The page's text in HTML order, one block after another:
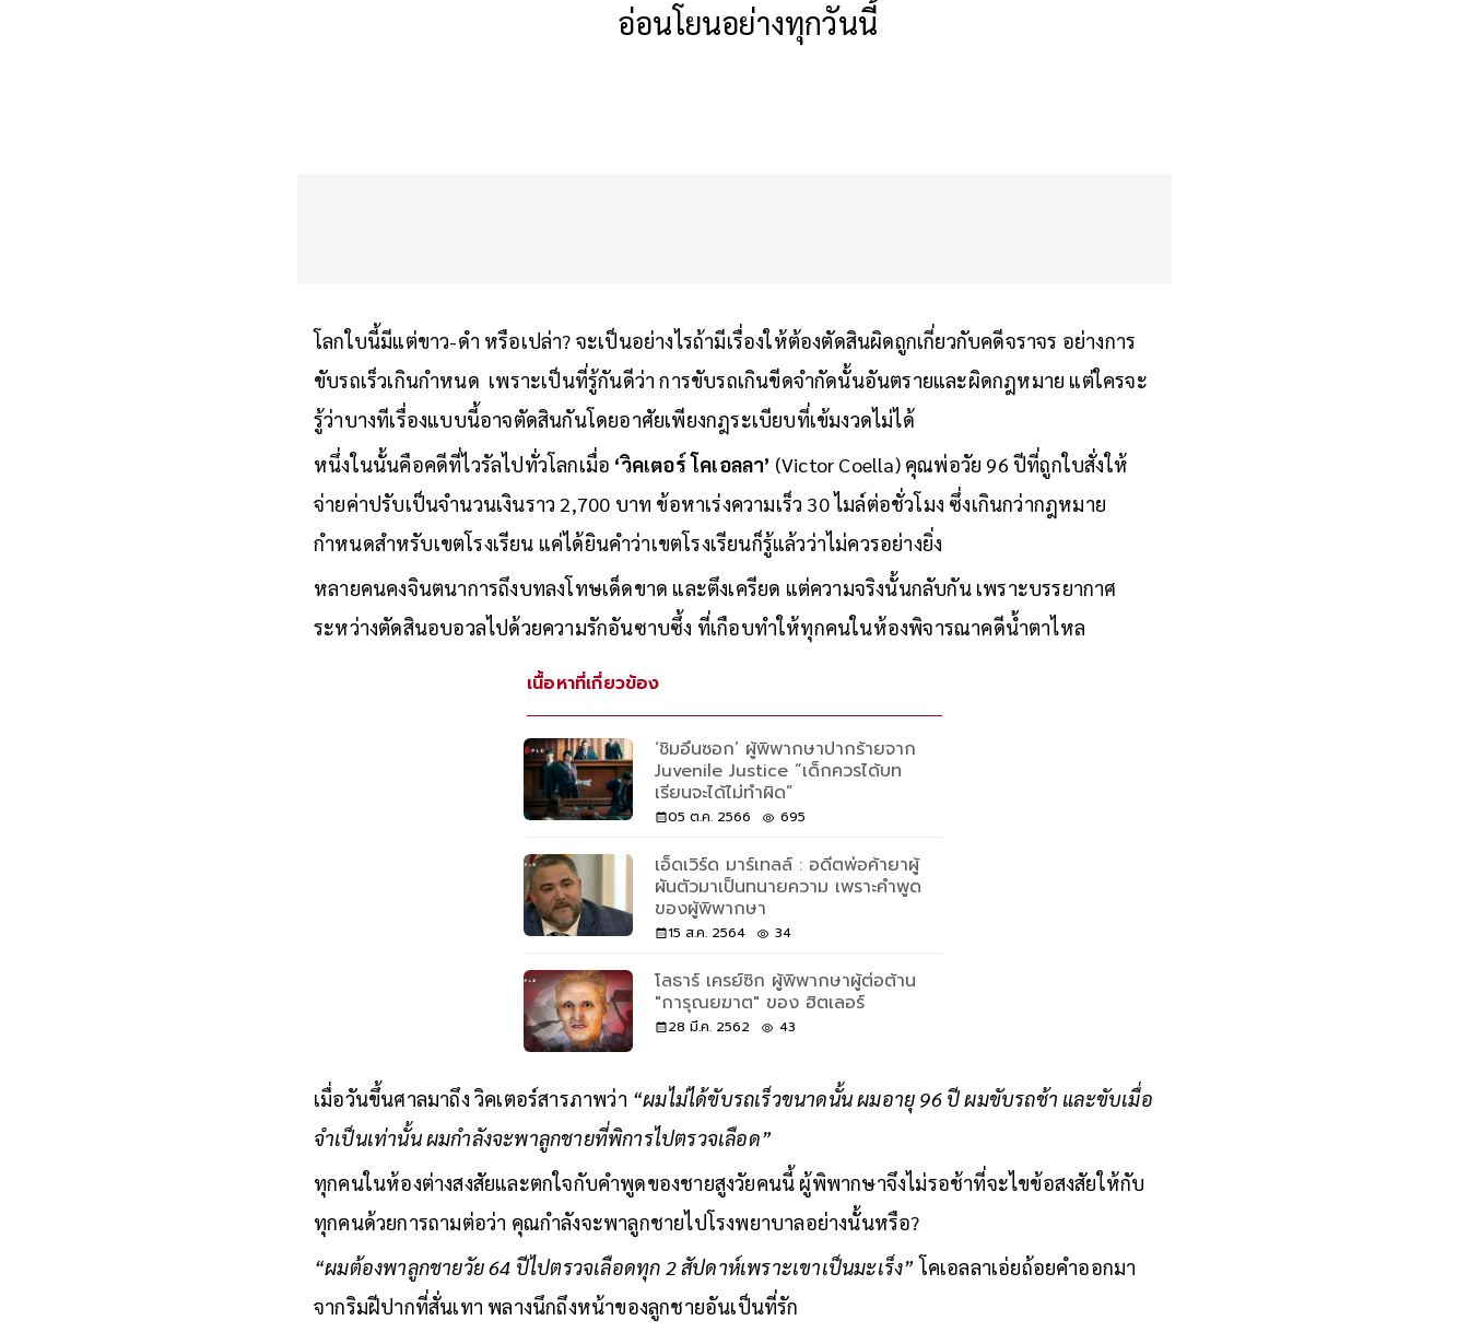
อ่อนโยนอย่างทุกวันนี้
โลกใบนี้มีแต่ขาว-ดำ หรือเปล่า? จะเป็นอย่างไรถ้ามีเรื่องให้ต้องตัดสินผิดถูกเกี่ยวกับคดีจราจร อย่างการ
ขับรถเร็วเกินกำหนด เพราะเป็นที่รู้กันดีว่า การขับรถเกินขีดจำกัดนั้นอันตรายและผิดกฎหมาย แต่ใครจะ
รู้ว่าบางทีเรื่องแบบนี้อาจตัดสินกันโดยอาศัยเพียงกฎระเบียบที่เข้มงวดไม่ได้
หนึ่งในนั้นคือคดีที่ไวรัลไปทั่วโลกเมื่อ ‘วิคเตอร์ โคเอลลา’ (Victor Coella) คุณพ่อวัย 96 ปีที่ถูกใบสั่งให้
จ่ายค่าปรับเป็นจำนวนเงินราว 2,700 บาท ข้อหาเร่งความเร็ว 30 ไมล์ต่อชั่วโมง ซึ่งเกินกว่ากฎหมาย
กำหนดสำหรับเขตโรงเรียน แค่ได้ยินคำว่าเขตโรงเรียนก็รู้แล้วว่าไม่ควรอย่างยิ่ง
หลายคนคงจินตนาการถึงบทลงโทษเด็ดขาด และตึงเครียด แต่ความจริงนั้นกลับกัน เพราะบรรยากาศ
ระหว่างตัดสินอบอวลไปด้วยความรักอันซาบซึ้ง ที่เกือบทำให้ทุกคนในห้องพิจารณาคดีน้ำตาไหล
เนื้อหาที่เกี่ยวข้อง
‘ชิมอึนซอก’ ผู้พิพากษาปากร้ายจาก
Juvenile Justice “เด็กควรได้บท
เรียนจะได้ไม่ทำผิด”
05 ต.ค. 2566 695
เอ็ดเวิร์ด มาร์เทลล์ : อดีตพ่อค้ายาผู้
ผันตัวมาเป็นทนายความ เพราะคำพูด
ของผู้พิพากษา
15 ส.ค. 2564 34
โลธาร์ เครย์ซิก ผู้พิพากษาผู้ต่อต้าน
"การุณยฆาต" ของ ฮิตเลอร์
28 มี.ค. 2562 43
เมื่อวันขึ้นศาลมาถึง วิคเตอร์สารภาพว่า “ผมไม่ได้ขับรถเร็วขนาดนั้น ผมอายุ 96 ปี ผมขับรถช้า และขับเมื่อ
จำเป็นเท่านั้น ผมกำลังจะพาลูกชายที่พิการไปตรวจเลือด”
ทุกคนในห้องต่างสงสัยและตกใจกับคำพูดของชายสูงวัยคนนี้ ผู้พิพากษาจึงไม่รอช้าที่จะไขข้อสงสัยให้กับ
ทุกคนด้วยการถามต่อว่า คุณกำลังจะพาลูกชายไปโรงพยาบาลอย่างนั้นหรือ?
“ผมต้องพาลูกชายวัย 64 ปีไปตรวจเลือดทุก 2 สัปดาห์เพราะเขาเป็นมะเร็ง”โคเอลลาเอ่ยถ้อยคำออกมา
จากริมฝีปากที่สั่นเทา พลางนึกถึงหน้าของลูกชายอันเป็นที่รัก